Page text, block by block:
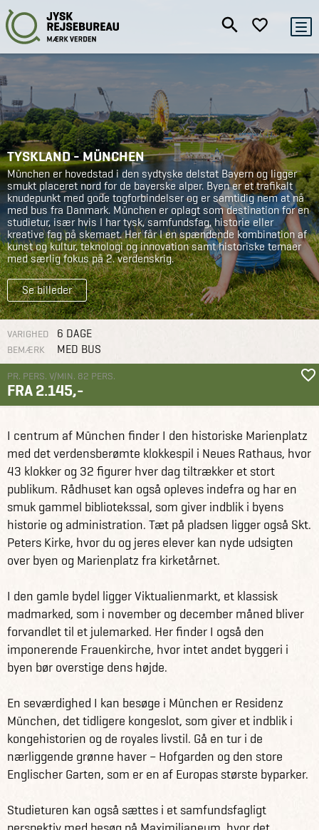
TYSKLAND - MÜNCHEN
München er hovedstad i den sydtyske delstat Bayern og ligger
smukt placeret nord for de bayerske alper. Byen er et trafikalt
knudepunkt med gode togforbindelser og er samtidig nem at nå
med bus fra Danmark. München er oplagt som destination for en
studietur, især hvis I har tysk, samfundsfag, historie eller
kreative fag på skemaet. Her får I en spændende kombination af
kunst og kultur, teknologi og innovation samt historiske temaer
med særlig fokus på 2. verdenskrig.
Se billeder
VARIGHED 6 DAGE
BEMÆRK MED BUS
PR. PERS. V/MIN. 82 PERS.
FRA 2.145,-
I centrum af München finder I den historiske Marienplatz
med det verdensberømte klokkespil i Neues Rathaus, hvor
43 klokker og 32 figurer hver dag tiltrækker et stort
publikum. Rådhuset kan også opleves indefra og har en
smuk gammel bibliotekssal, som giver indblik i byens
historie og administration. Tæt på pladsen ligger også Skt.
Peters Kirke, hvor du og jeres elever kan nyde udsigten
over byen og Marienplatz fra kirketårnet.
I den gamle bydel ligger Viktualienmarkt, et klassisk
madmarked, som i november og december måned bliver
forvandlet til et julemarked. Her finder I også den
imponerende Frauenkirche, hvor intet andet byggeri i
byen bør overstige dens højde.
En seværdighed I kan besøge i München er Residenz
München, det tidligere kongeslot, som giver et indblik i
kongehistorien og de royales livstil. Gå en tur i de
nærliggende grønne haver – Hofgarden og den store
Englischer Garten, som er en af Europas største byparker.
Studieturen kan også sættes i et samfundsfagligt